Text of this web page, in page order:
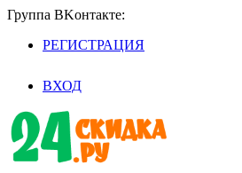
Группа BKoнтaктe:
РЕГИСТРАЦИЯ
ВХОД